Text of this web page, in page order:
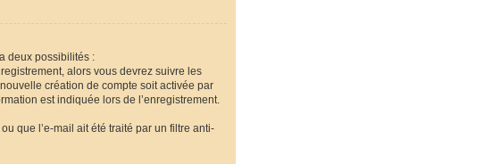
deux possibilités :
alors vous devrez suivre les
création de compte soit activée par
est indiquée lors de l’enregistrement.
que l’e-mail ait été traité par un filtre anti-